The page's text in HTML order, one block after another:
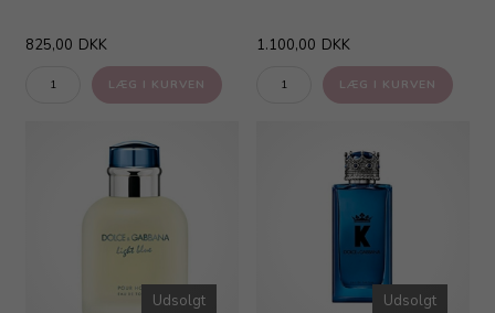
825,00 DKK 1.100,00 DKK
Udsolgt Udsolgt